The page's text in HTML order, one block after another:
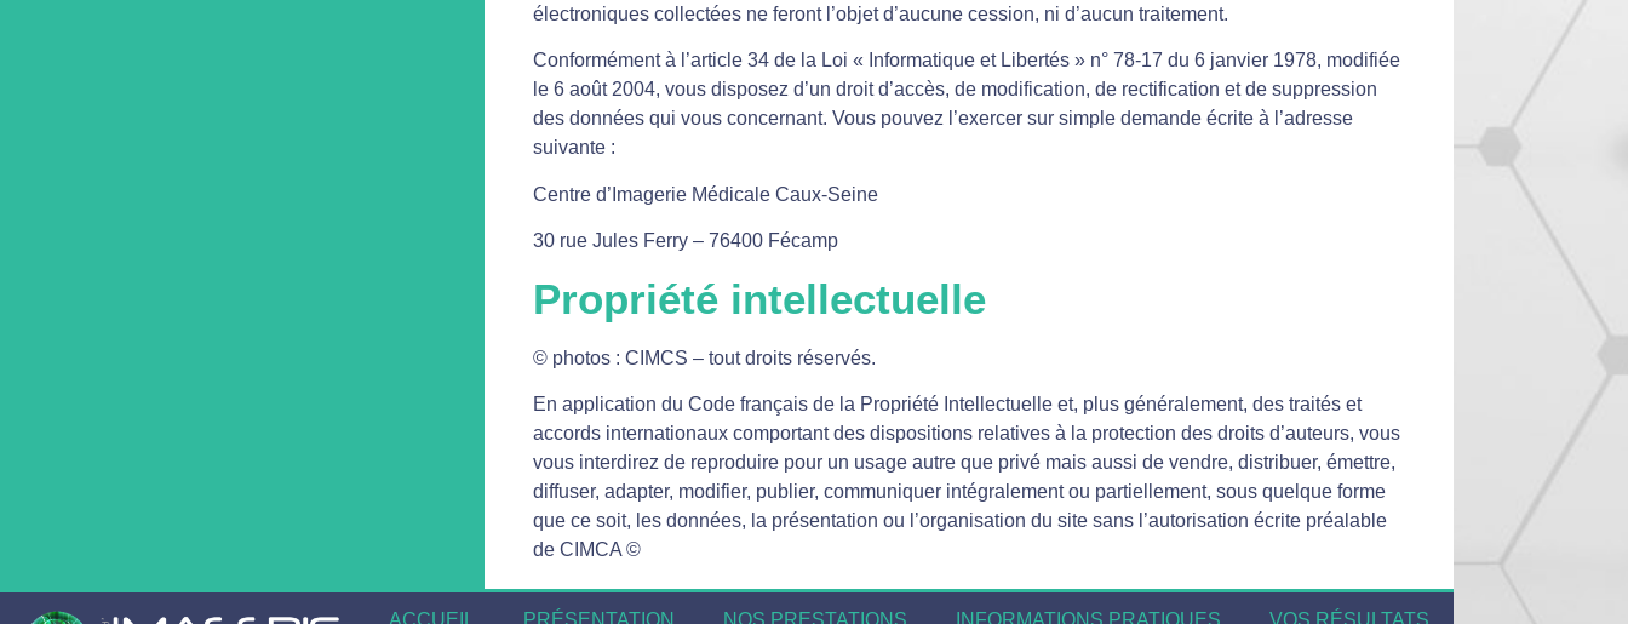
électroniques collectées ne feront l’objet d’aucune cession, ni d’aucun traitement.
Conformément à l’article 34 de la Loi « Informatique et Libertés » n° 78-17 du 6 janvier 1978, modifiée
le 6 août 2004, vous disposez d’un droit d’accès, de modification, de rectification et de suppression
des données qui vous concernant. Vous pouvez l’exercer sur simple demande écrite à l’adresse
suivante :
Centre d’Imagerie Médicale Caux-Seine
30 rue Jules Ferry – 76400 Fécamp
Propriété intellectuelle
© photos : CIMCS – tout droits réservés.
En application du Code français de la Propriété Intellectuelle et, plus généralement, des traités et
accords internationaux comportant des dispositions relatives à la protection des droits d’auteurs, vous
vous interdirez de reproduire pour un usage autre que privé mais aussi de vendre, distribuer, émettre,
diffuser, adapter, modifier, publier, communiquer intégralement ou partiellement, sous quelque forme
que ce soit, les données, la présentation ou l’organisation du site sans l’autorisation écrite préalable
de CIMCA ©
ACCUEIL PRÉSENTATION NOS PRESTATIONS INFORMATIONS PRATIQUES VOS RÉSULTATS